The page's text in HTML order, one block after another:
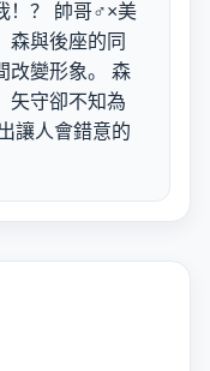
！？ 帥哥♂×美
森與後座的同
改變形象。 森
矢守卻不知為
讓人會錯意的